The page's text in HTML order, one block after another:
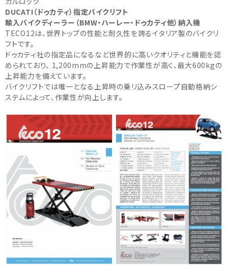
DUCATI（ドゥカティ）指定バイクリフト
輸入バイクディーラー（BMW・ハーレー・ドゥカティ他）納入機
TECO12は、世界トップの性能と耐久性を誇るイタリア製のバイクリ
フトです。
ドゥカティ社の指定品になるなど世界的に高いクオリティと機能を認
められており、 1,200mmの上昇能力で作業性が高く、最大600kgの
上昇能力を備えています。
バイクリフトでは唯一となる上昇時の乗リ込みスロープ自動格納シ
ステムによって、作業性が向上します。